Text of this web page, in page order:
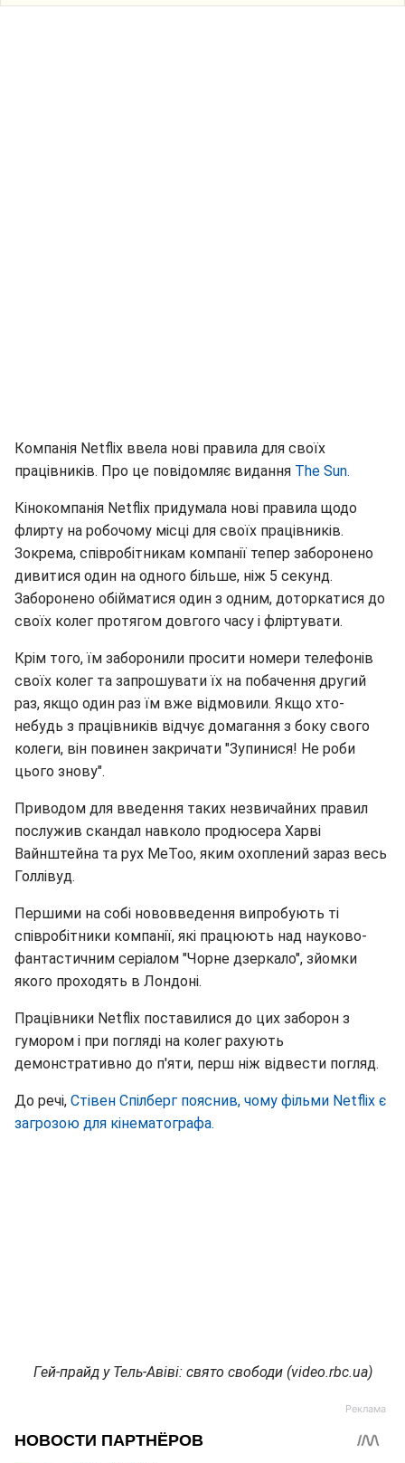
Компанія Netflix ввела нові правила для своїх
працівників. Про це повідомляє видання The Sun.
Кінокомпанія Netflix придумала нові правила щодо
флирту на робочому місці для своїх працівників.
Зокрема, співробітникам компанії тепер заборонено
дивитися один на одного більше, ніж 5 секунд.
Заборонено обійматися один з одним, доторкатися до
своїх колег протягом довгого часу і фліртувати.
Крім того, їм заборонили просити номери телефонів
своїх колег та запрошувати їх на побачення другий
раз, якщо один раз їм вже відмовили. Якщо хто-
небудь з працівників відчує домагання з боку свого
колеги, він повинен закричати "Зупинися! Не роби
цього знову".
Приводом для введення таких незвичайних правил
послужив скандал навколо продюсера Харві
Вайнштейна та рух MeToo, яким охоплений зараз весь
Голлівуд.
Першими на собі нововведення випробують ті
співробітники компанії, які працюють над науково-
фантастичним серіалом "Чорне дзеркало", зйомки
якого проходять в Лондоні.
Працівники Netflix поставилися до цих заборон з
гумором і при погляді на колег рахують
демонстративно до п'яти, перш ніж відвести погляд.
До речі, Стівен Спілберг пояснив, чому фільми Netflix є
загрозою для кінематографа.
Гей-прайд у Тель-Авіві: свято свободи (video.rbc.ua)